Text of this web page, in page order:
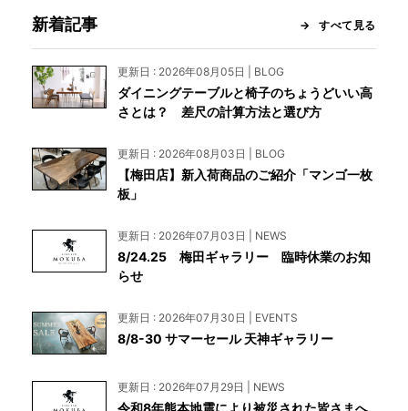
新着記事 すべて見る
更新日 : 2026年08月05日 | BLOG
ダイニングテーブルと椅子のちょうどいい高
さとは？ 差尺の計算方法と選び方
更新日 : 2026年08月03日 | BLOG
【梅田店】新入荷商品のご紹介「マンゴ一枚
板」
更新日 : 2026年07月03日 | NEWS
8/24.25 梅田ギャラリー 臨時休業のお知
らせ
更新日 : 2026年07月30日 | EVENTS
8/8-30 サマーセール 天神ギャラリー
更新日 : 2026年07月29日 | NEWS
令和8年熊本地震により被災された皆さまへ